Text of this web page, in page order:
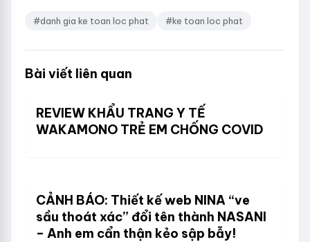
#danh gia ke toan loc phat #ke toan loc phat
Bài viết liên quan
REVIEW KHẨU TRANG Y TẾ
WAKAMONO TRẺ EM CHỐNG COVID
CẢNH BÁO: Thiết kế web NINA “ve
sầu thoát xác” đổi tên thành NASANI
– Anh em cẩn thận kẻo sập bẫy!